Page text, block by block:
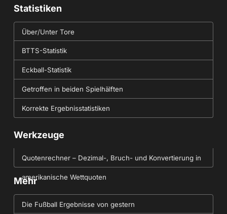
Statistiken
Über/Unter Tore
BTTS-Statistik
Eckball-Statistik
Getroffen in beiden Spielhälften
Korrekte Ergebnisstatistiken
Werkzeuge
Quotenrechner – Dezimal-, Bruch- und Konvertierung in
amerikanische Wettquoten
Mehr
Die Fußball Ergebnisse von gestern